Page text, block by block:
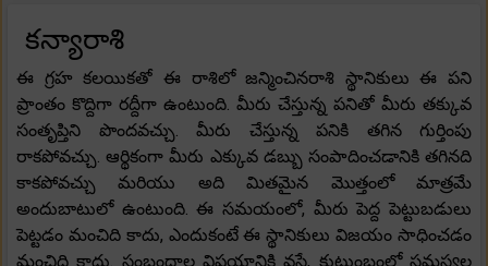
కన్యారాశి
ఈ గ్రహ కలయికతో ఈ రాశిలో జన్మించినరాశి స్థానికులు ఈ పని
ప్రాంతం కొద్దిగా రద్దీగా ఉంటుంది. మీరు చేస్తున్న పనితో మీరు తక్కువ
సంతృప్తిని పొందవచ్చు. మీరు చేస్తున్న పనికి తగిన గుర్తింపు
రాకపోవచ్చు. ఆర్థికంగా మీరు ఎక్కువ డబ్బు సంపాదించడానికి తగినది
కాకపోవచ్చు మరియు అది మితమైన మొత్తంలో మాత్రమే
అందుబాటులో ఉంటుంది. ఈ సమయంలో, మీరు పెద్ద పెట్టుబడులు
పెట్టడం మంచిది కాదు, ఎందుకంటే ఈ స్థానికులు విజయం సాధించడం
మంచిది కాదు. సంబంధాల విషయానికి వస్తే, కుటుంబంలో సమస్యల